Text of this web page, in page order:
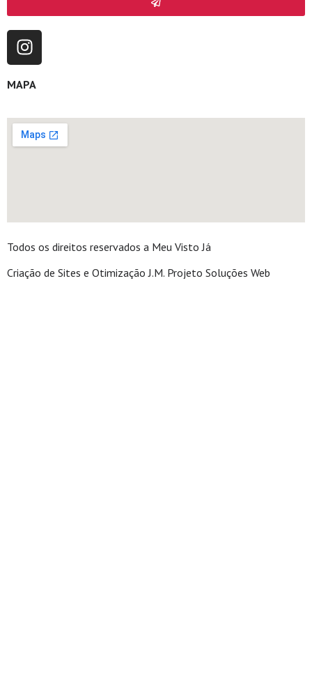
MAPA
Todos os direitos reservados a Meu Visto Já
Criação de Sites e Otimização J.M. Projeto Soluções Web